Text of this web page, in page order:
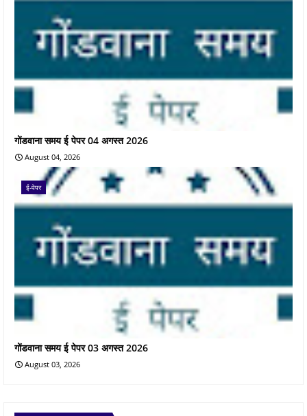
गोंडवाना समय ई पेपर 04 अगस्त 2026
August 04, 2026
ई-पेपर
गोंडवाना समय ई पेपर 03 अगस्त 2026
August 03, 2026